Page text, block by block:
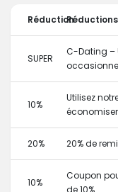
Réduction
SUPER
C-Dating –
10%
Utilisez
économiser
20% 20% de
10%
Coupon
de 10%